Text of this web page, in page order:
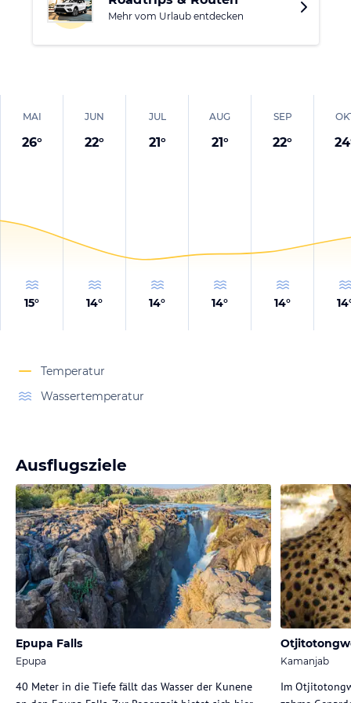
Mehr vom Urlaub entdecken
MAI
26°
15°
JUN
22°
14°
JUL
21°
14°
AUG
21°
14°
SEP
22°
14°
24
14
Temperatur
Wassertemperatur
Ausflugsziele
Epupa Falls
Epupa
40 Meter in die Tiefe fällt das Wasser der Kunene
Kamanjab
Im